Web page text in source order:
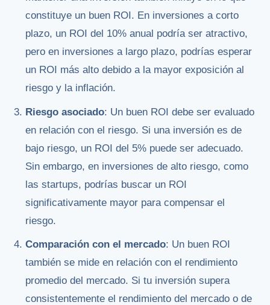
constituye un buen ROI. En inversiones a corto
plazo, un ROI del 10% anual podría ser atractivo,
pero en inversiones a largo plazo, podrías esperar
un ROI más alto debido a la mayor exposición al
riesgo y la inflación.
Riesgo asociado: Un buen ROI debe ser evaluado
en relación con el riesgo. Si una inversión es de
bajo riesgo, un ROI del 5% puede ser adecuado.
Sin embargo, en inversiones de alto riesgo, como
las startups, podrías buscar un ROI
significativamente mayor para compensar el
riesgo.
Comparación con el mercado: Un buen ROI
también se mide en relación con el rendimiento
promedio del mercado. Si tu inversión supera
consistentemente el rendimiento del mercado o de